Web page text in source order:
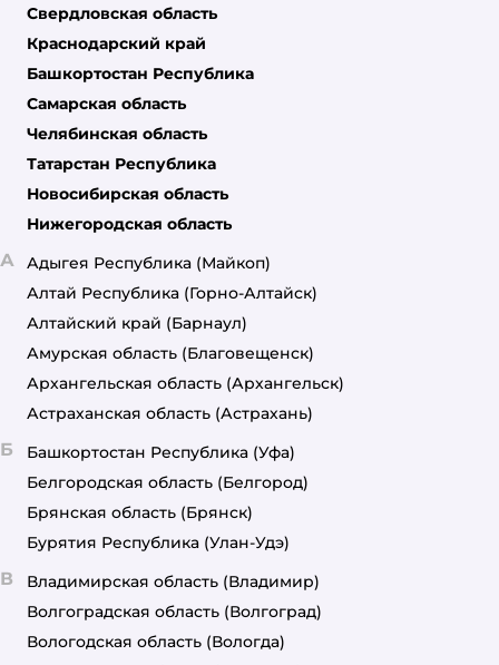
Свердловская область
Краснодарский край
Башкортостан Республика
Самарская область
Челябинская область
Татарстан Республика
Новосибирская область
Нижегородская область
А Адыгея Республика (Майкоп)
Алтай Республика (Горно-Алтайск)
Алтайский край (Барнаул)
Амурская область (Благовещенск)
Архангельская область (Архангельск)
Астраханская область (Астрахань)
Б Башкортостан Республика (Уфа)
Белгородская область (Белгород)
Брянская область (Брянск)
Бурятия Республика (Улан-Удэ)
В Владимирская область (Владимир)
Волгоградская область (Волгоград)
Вологодская область (Вологда)